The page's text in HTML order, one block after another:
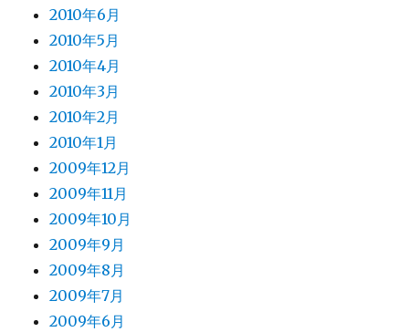
2010年6月
2010年5月
2010年4月
2010年3月
2010年2月
2010年1月
2009年12月
2009年11月
2009年10月
2009年9月
2009年8月
2009年7月
2009年6月